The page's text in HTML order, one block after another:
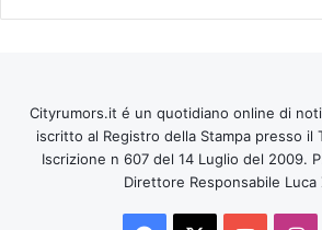
Cityrumors.it é un quotidiano online di
iscritto al Registro della Stampa presso il
Iscrizione n 607 del 14 Luglio del 2009.
Direttore Responsabile Luca